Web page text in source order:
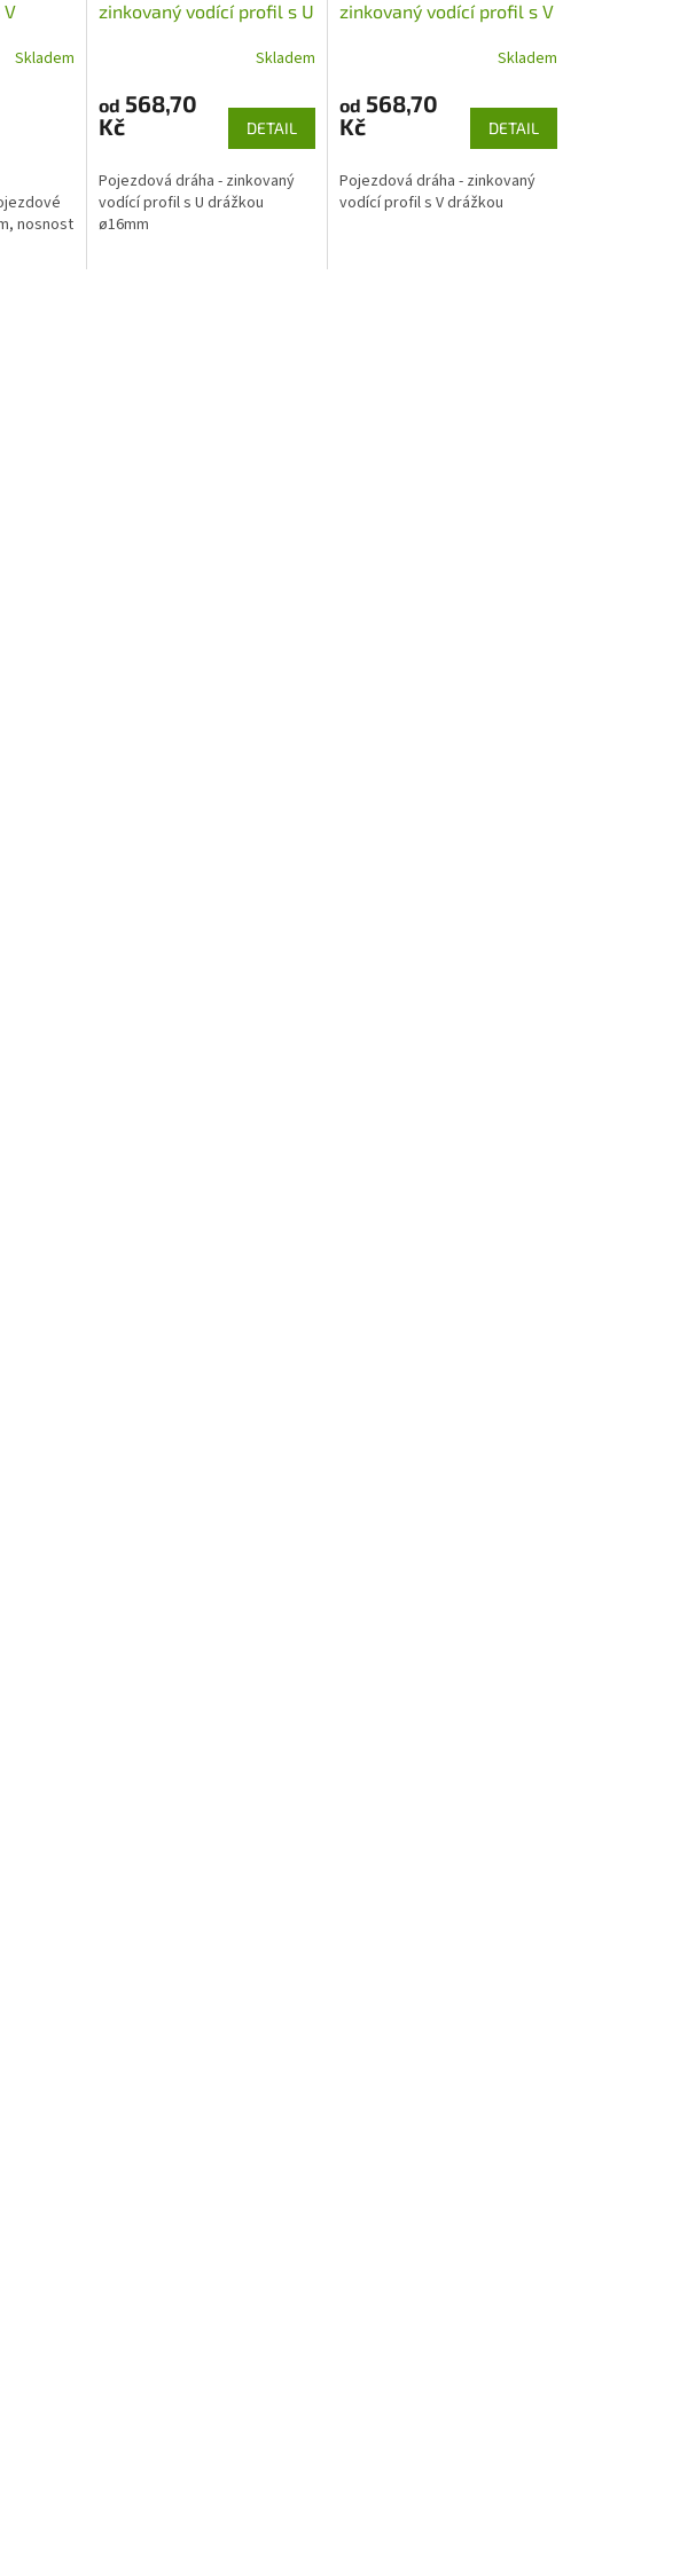
V
Skladem
nosnost
zinkovaný vodící profil s U
Skladem
od 568,70
Kč
DETAIL
Pojezdová dráha - zinkovaný
vodící profil s U drážkou
ø16mm
zinkovaný vodící profil s V
Skladem
od 568,70
Kč
DETAIL
Pojezdová dráha - zinkovaný
vodící profil s V drážkou